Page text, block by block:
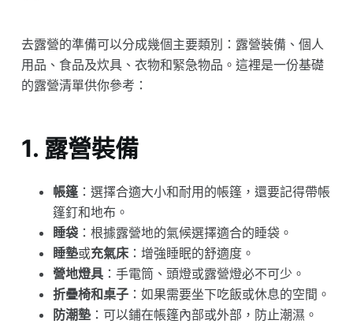
去露營的準備可以分成幾個主要類別：露營裝備、個人
用品、食品及炊具、衣物和緊急物品。這裡是一份基礎
的露營清單供你參考：
1. 露營裝備
帳篷：選擇合適大小和耐用的帳篷，還要記得帶帳
篷釘和地布。
睡袋：根據露營地的氣候選擇適合的睡袋。
睡墊或充氣床：增強睡眠的舒適度。
營地燈具：手電筒、頭燈或露營燈必不可少。
折疊椅和桌子：如果需要坐下吃飯或休息的空間。
防潮墊：可以鋪在帳篷內部或外部，防止潮濕。